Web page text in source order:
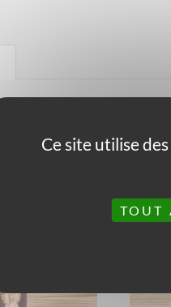
emploi, contre la jalousie
similaires
Ce site utilise
TOUT